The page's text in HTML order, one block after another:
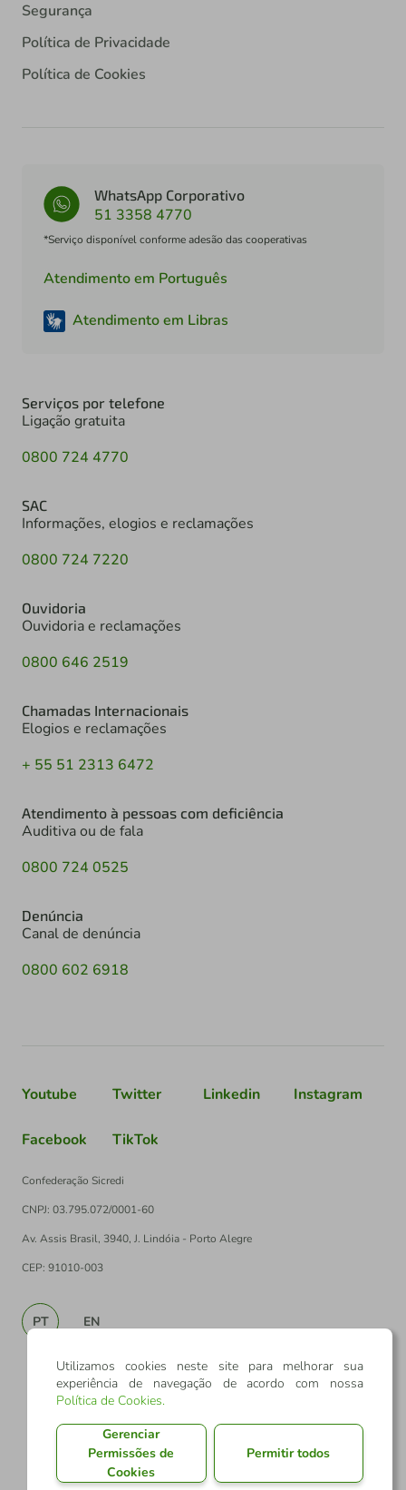
Segurança
Política de Privacidade
Política de Cookies
WhatsApp Corporativo
51 3358 4770
*Serviço disponível conforme adesão das cooperativas
Atendimento em Português
Atendimento em Libras
Serviços por telefone
Ligação gratuita
0800 724 4770
SAC
Informações, elogios e reclamações
0800 724 7220
Ouvidoria
Ouvidoria e reclamações
0800 646 2519
Chamadas Internacionais
Elogios e reclamações
+ 55 51 2313 6472
Atendimento à pessoas com deficiência
Auditiva ou de fala
0800 724 0525
Denúncia
Canal de denúncia
0800 602 6918
Youtube Twitter Linkedin Instagram
Facebook TikTok
Confederação Sicredi
CNPJ: 03.795.072/0001-60
Av. Assis Brasil, 3940, J. Lindóia - Porto Alegre
CEP: 91010-003
PT EN
Utilizamos cookies neste site para melhorar sua
experiência de navegação de acordo com nossa
Política de Cookies.
Gerenciar
Permissões de
Cookies
Permitir todos